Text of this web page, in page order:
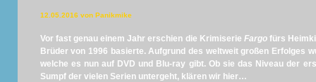
12.05.2016 von Panikmike
Vor fast genau einem Jahr erschien die Krimiserie Fargo fürs
Brüder von 1996 basierte. Aufgrund des weltweit großen Erfolges
welche es nun auf DVD und Blu-ray gibt. Ob sie das Niveau der
Sumpf der vielen Serien untergeht, klären wir hier…